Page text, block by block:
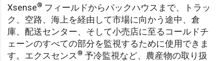
Xsense® フィールドからパックハウスまで、トラッ
ク、空路、海上を経由して市場に向かう途中、倉
庫、配送センター、そして小売店に至るコールドチ
ェーンのすべての部分を監視するために使用できま
す。エクスセンス® 予冷監視など、農産物の取り扱